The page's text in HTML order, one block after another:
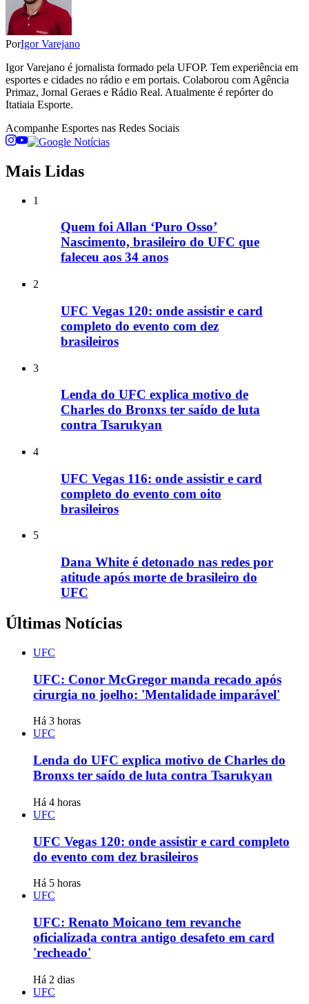
PorIgor Varejano
Igor Varejano é jornalista formado pela UFOP. Tem experiência em
esportes e cidades no rádio e em portais. Colaborou com Agência
Primaz, Jornal Geraes e Rádio Real. Atualmente é repórter do
Itatiaia Esporte.
Acompanhe Esportes nas Redes Sociais
Mais Lidas
1
Quem foi Allan ‘Puro Osso’
Nascimento, brasileiro do UFC que
faleceu aos 34 anos
2
UFC Vegas 120: onde assistir e card
completo do evento com dez
brasileiros
3
Lenda do UFC explica motivo de
Charles do Bronxs ter saído de luta
contra Tsarukyan
4
UFC Vegas 116: onde assistir e card
completo do evento com oito
brasileiros
5
Dana White é detonado nas redes por
atitude após morte de brasileiro do
UFC
Últimas Notícias
UFC
UFC: Conor McGregor manda recado após
cirurgia no joelho: 'Mentalidade imparável'
Há 3 horas
UFC
Lenda do UFC explica motivo de Charles do
Bronxs ter saído de luta contra Tsarukyan
Há 4 horas
UFC
UFC Vegas 120: onde assistir e card completo
do evento com dez brasileiros
Há 5 horas
UFC
UFC: Renato Moicano tem revanche
oficializada contra antigo desafeto em card
'recheado'
Há 2 dias
UFC